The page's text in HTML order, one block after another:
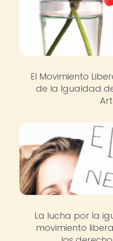
El Movimiento
de la Igualdad
La lucha por la
movimiento